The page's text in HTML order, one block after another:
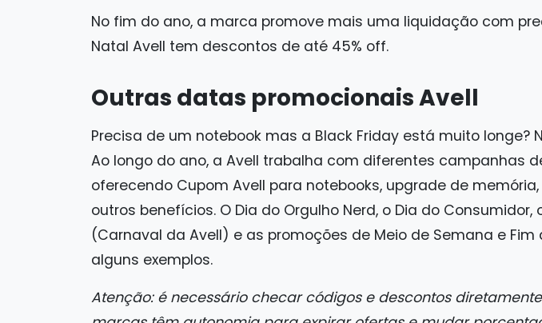
No fim do ano, a marca promove mais uma liquidação com
Natal Avell tem descontos de até 45% off.
Outras datas promocionais Avell
Precisa de um notebook mas a Black Friday está muito longe?
Ao longo do ano, a Avell trabalha com diferentes campanhas
oferecendo Cupom Avell para notebooks, upgrade de
outros benefícios. O Dia do Orgulho Nerd, o Dia do Consumidor,
(Carnaval da Avell) e as promoções de Meio de Semana e Fim
alguns exemplos.
Atenção: é necessário checar códigos e descontos